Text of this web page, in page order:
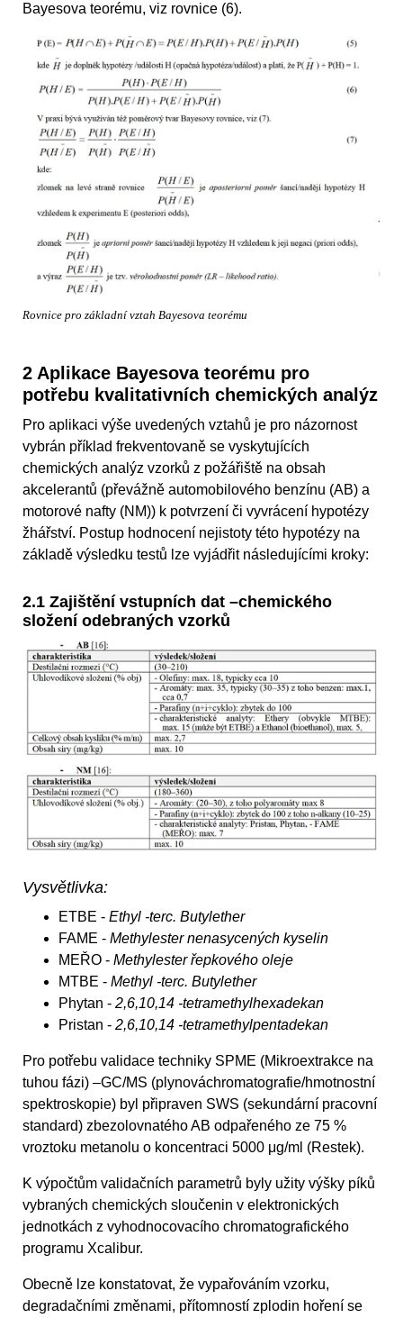
Bayesova teorému, viz rovnice (6).
Rovnice pro základní vztah Bayesova teorému
2 Aplikace Bayesova teorému pro
potřebu kvalitativních chemických analýz
Pro aplikaci výše uvedených vztahů je pro názornost
vybrán příklad frekventovaně se vyskytujících
chemických analýz vzorků z požářiště na obsah
akcelerantů (převážně automobilového benzínu (AB) a
motorové nafty (NM)) k potvrzení či vyvrácení hypotézy
žhářství. Postup hodnocení nejistoty této hypotézy na
základě výsledku testů lze vyjádřit následujícími kroky:
2.1 Zajištění vstupních dat –chemického
složení odebraných vzorků
Vysvětlivka:
ETBE - Ethyl -terc. Butylether
FAME - Methylester nenasycených kyselin
MEŘO - Methylester řepkového oleje
MTBE - Methyl -terc. Butylether
Phytan - 2,6,10,14 -tetramethylhexadekan
Pristan - 2,6,10,14 -tetramethylpentadekan
Pro potřebu validace techniky SPME (Mikroextrakce na
tuhou fázi) –GC/MS (plynováchromatografie/hmotnostní
spektroskopie) byl připraven SWS (sekundární pracovní
standard) zbezolovnatého AB odpařeného ze 75 %
vroztoku metanolu o koncentraci 5000 μg/ml (Restek).
K výpočtům validačních parametrů byly užity výšky píků
vybraných chemických sloučenin v elektronických
jednotkách z vyhodnocovacího chromatografického
programu Xcalibur.
Obecně lze konstatovat, že vypařováním vzorku,
degradačními změnami, přítomností zplodin hoření se